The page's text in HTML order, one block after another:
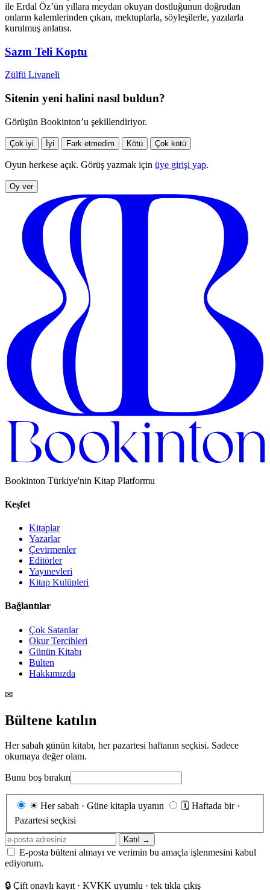
ile Erdal Öz’ün yıllara meydan okuyan dostluğunun doğrudan
onların kalemlerinden çıkan, mektuplarla, söyleşilerle, yazılarla
kurulmuş anlatısı.
Sazın Teli Koptu
Zülfü Livaneli
Sitenin yeni halini nasıl buldun?
Görüşün Bookinton’u şekillendiriyor.
Çok iyi İyi Fark etmedim Kötü Çok kötü
Oyun herkese açık. Görüş yazmak için üye girişi yap.
Oy ver
Bookinton Türkiye'nin Kitap Platformu
Keşfet
Kitaplar
Yazarlar
Çevirmenler
Editörler
Yayınevleri
Kitap Kulüpleri
Bağlantılar
Çok Satanlar
Okur Tercihleri
Günün Kitabı
Bülten
Hakkımızda
✉
Bültene katılın
Her sabah günün kitabı, her pazartesi haftanın seçkisi. Sadece
okumaya değer olanı.
Bunu boş bırakın
Gönderim
☀ Her sabah · Güne kitapla uyanın 🗓 Haftada bir ·
Pazartesi seçkisi
E-
posta
adresiniz
Katıl →
E-posta bülteni almayı ve verimin bu amaçla işlenmesini kabul
ediyorum.
🔒 Çift onaylı kayıt · KVKK uyumlu · tek tıkla çıkış